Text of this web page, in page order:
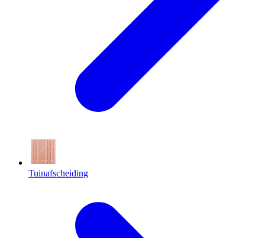
Tuinafscheiding